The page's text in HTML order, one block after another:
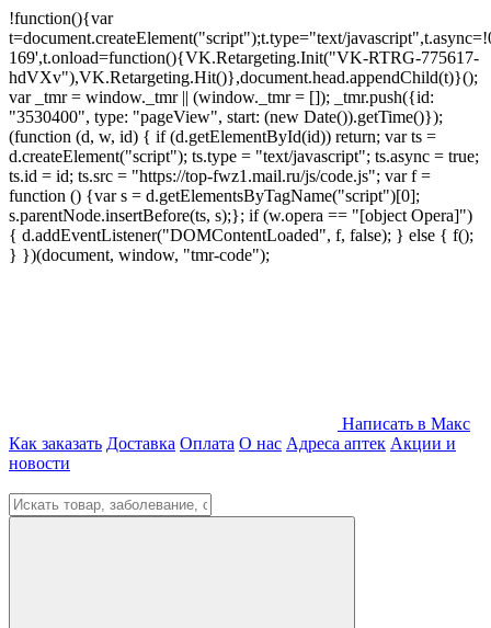
!function(){var
t=document.createElement("script");t.type="text/
169',t.onload=function(){VK.Retargeting.Init("VK-RTRG-775617-
hdVXv"),VK.Retargeting.Hit()},document.head.appendChild(t)}();
var _tmr = window._tmr || (window._tmr = []); _tmr.push({id:
"3530400", type: "pageView", start: (new Date()).getTime()});
(function (d, w, id) { if (d.getElementById(id)) return; var ts =
d.createElement("script"); ts.type = "text/javascript"; ts.async = true;
ts.id = id; ts.src = "https://top-fwz1.mail.ru/js/code.js"; var f =
function () {var s = d.getElementsByTagName("script")[0];
s.parentNode.insertBefore(ts, s);}; if (w.opera == "[object Opera]")
{ d.addEventListener("DOMContentLoaded", f, false); } else { f();
} })(document, window, "tmr-code");
Написать в Макс
Как заказать Доставка Оплата О нас Адреса аптек Акции и
новости